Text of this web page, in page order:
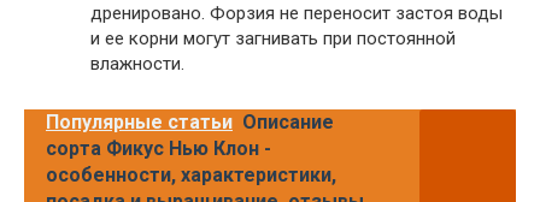
дренировано. Форзия не переносит застоя воды
и ее корни могут загнивать при постоянной
влажности.
Популярные статьи Описание
сорта Фикус Нью Клон -
особенности, характеристики,